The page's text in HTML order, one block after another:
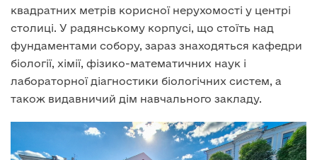
квадратних метрів корисної нерухомості у центрі
столиці. У радянському корпусі, що стоїть над
фундаментами собору, зараз знаходяться кафедри
біології, хімії, фізико-математичних наук і
лабораторної діагностики біологічних систем, а
також видавничий дім навчального закладу.